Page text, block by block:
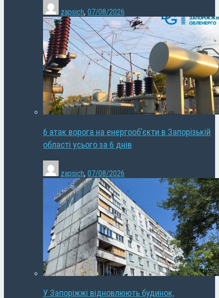
zapsich, 07/08/2026
6 атак ворога на енергооб’єкти в Запорізькій
області усього за 6 днів
zapsich, 07/08/2026
У Запоріжжі відновлюють будинок,